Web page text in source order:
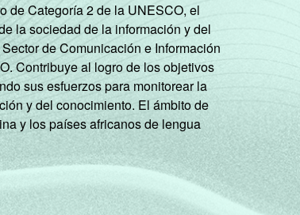
de Categoría 2 de la UNESCO, el
la sociedad de la información y del
de Comunicación e Información
Contribuye al logro de los objetivos
sus esfuerzos para monitorear la
y del conocimiento. El ámbito de
y los países africanos de lengua